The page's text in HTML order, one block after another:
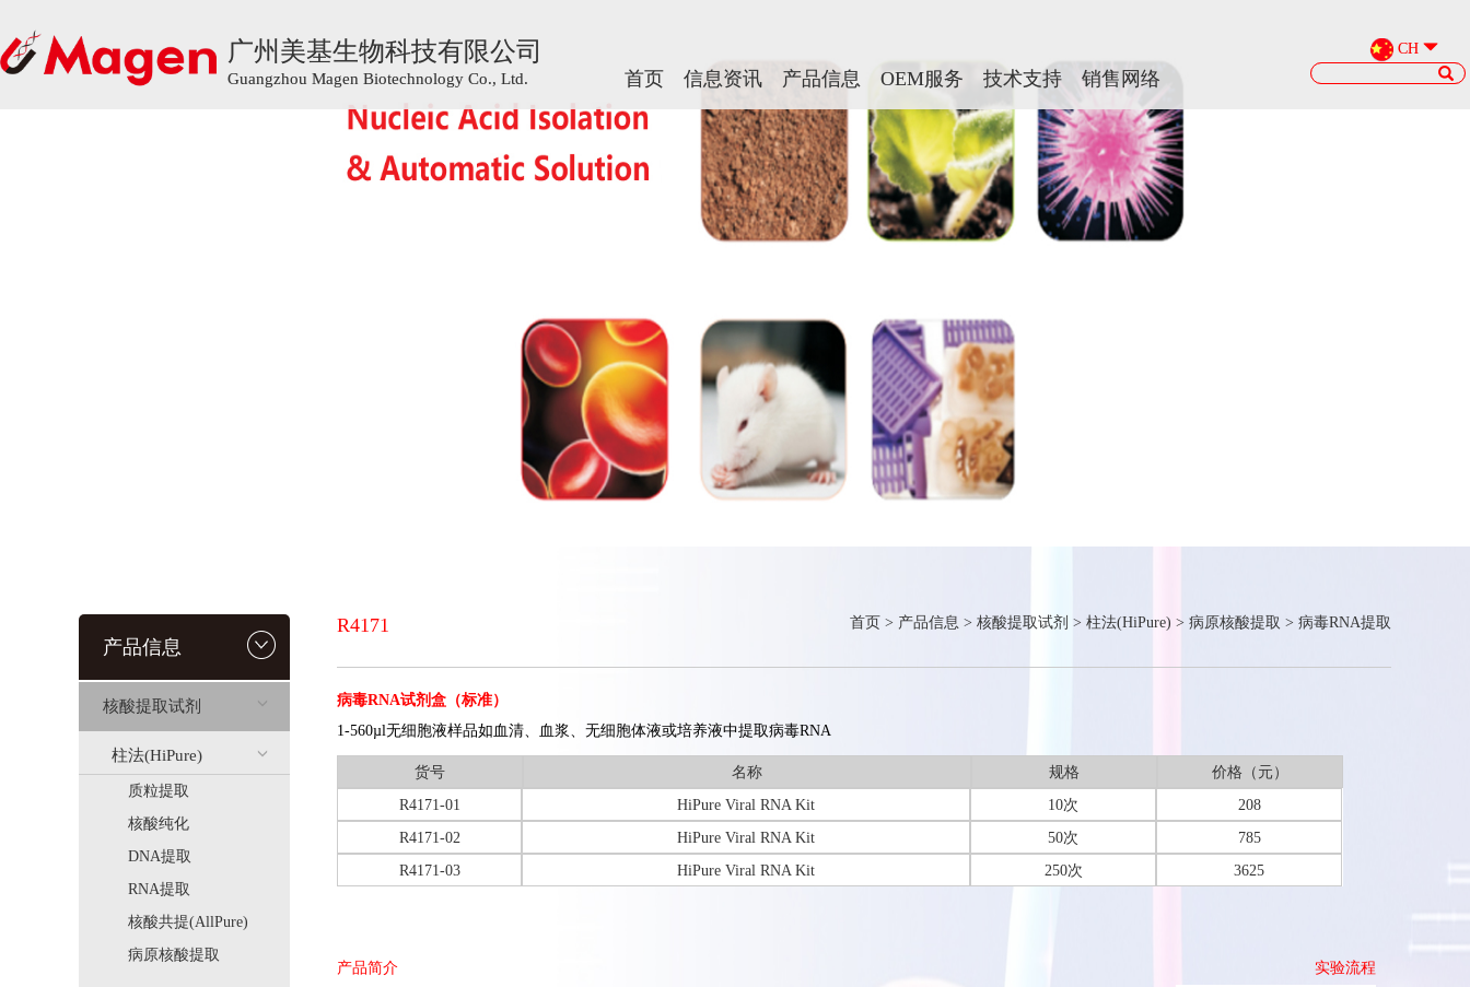
广州美基生物科技有限公司
Guangzhou Magen Biotechnology Co., Ltd.
CH
首页 信息资讯 产品信息 OEM服务 技术支持 销售网络
广州美基生物科技有限公司
Guangzhou Magen Biotechnology Co., Ltd.
CH
首页 信息资讯 产品信息 OEM服务 技术支持 销售网络
产品信息
核酸提取试剂
柱法(HiPure)
质粒提取
核酸纯化
DNA提取
RNA提取
核酸共提(AllPure)
病原核酸提取
R4171 首页 > 产品信息 > 核酸提取试剂 > 柱法(HiPure) > 病原核酸提取 > 病毒RNA提取
病毒RNA试剂盒（标准）
1-560µl无细胞液样品如血清、血浆、无细胞体液或培养液中提取病毒RNA
货号 名称 规格
价格（元）
R4171-01
HiPure Viral RNA Kit 10次
208
R4171-02
HiPure Viral RNA Kit 50次
785
R4171-03
HiPure Viral RNA Kit 250次 3625
产品简介
实验流程